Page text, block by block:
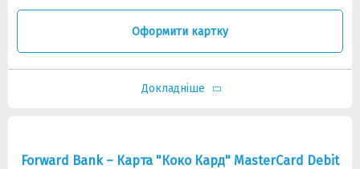
Оформити картку
Докладніше
Forward Bank – Карта "Коко Кард" MasterCard Debit